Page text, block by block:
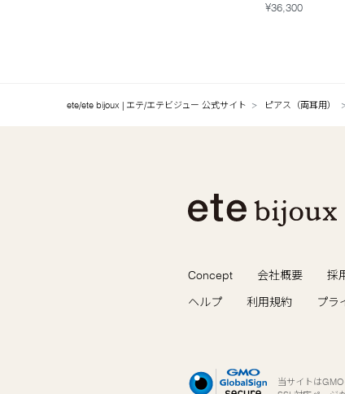
¥36,300
ete/ete bijoux | エテ/エテビジュー 公式サイト ピアス（両耳用）
Concept 会社概要 採
ヘルプ
利用規約 プラ
当サイトは